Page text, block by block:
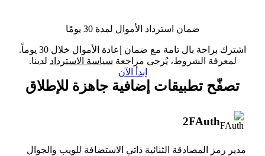
ضمان استرداد الأموال لمدة 30 يومًا
اشترك براحة بال تامة مع ضمان إعادة الأموال خلال 30 يوماً.
لمعرفة الشروط، يُرجى مراجعة سياسة الاسترداد لدينا.
ابدأ الآن
تصفّح تطبيقات إضافية جاهزة للإطلاق
2FAuth
مدير رمز المصادقة الثنائية ذاتي الاستضافة للويب والجوال